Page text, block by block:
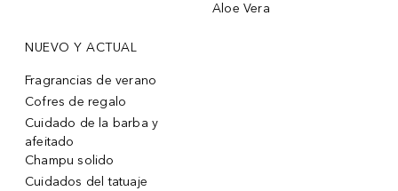
Aloe Vera
NUEVO Y ACTUAL
Fragrancias de verano
Cofres de regalo
Cuidado de la barba y
afeitado
Champu solido
Cuidados del tatuaje